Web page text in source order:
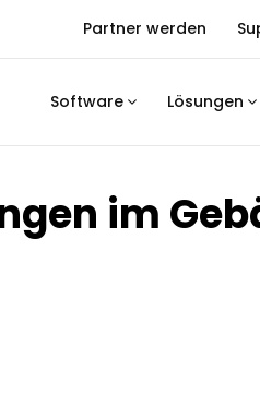
Partner werden
Software Lösungen
im